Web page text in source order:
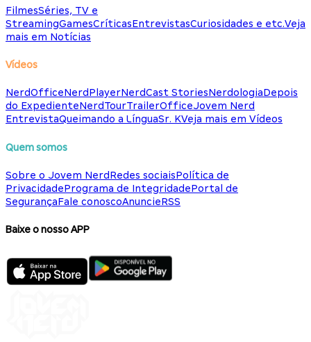
FilmesSéries, TV e
StreamingGamesCríticasEntrevistasCuriosidades e etc.Veja
mais em Notícias
Vídeos
NerdOfficeNerdPlayerNerdCast StoriesNerdologiaDepois
do ExpedienteNerdTourTrailerOfficeJovem Nerd
EntrevistaQueimando a LínguaSr. KVeja mais em Vídeos
Quem somos
Sobre o Jovem NerdRedes sociaisPolítica de
PrivacidadePrograma de IntegridadePortal de
SegurançaFale conoscoAnuncieRSS
Baixe o nosso APP